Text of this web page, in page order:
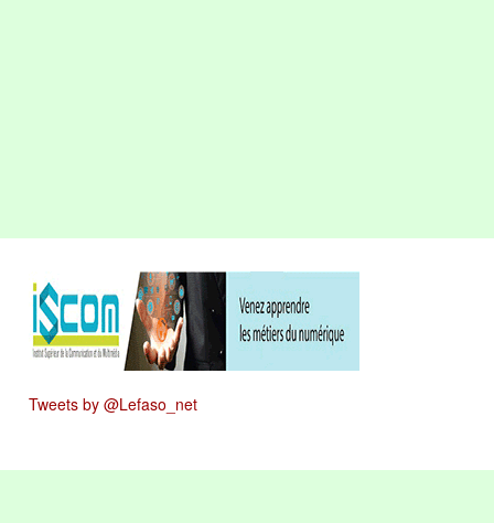
Tweets by @Lefaso_net